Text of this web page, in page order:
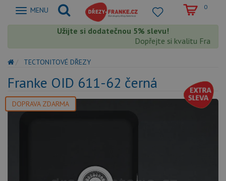
Zobrazit
MENU 0
Užijte si dodatečnou 5% slevu!
Dopřejte si kvalitu Franke
TECTONITOVÉ DŘEZY
Franke OID 611-62 černá
DOPRAVA ZDARMA